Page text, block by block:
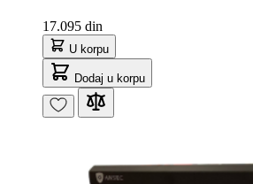
17.095 din
U korpu
Dodaj u korpu